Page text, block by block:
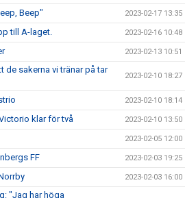
Beep" 2023-02-17 13:35
till A-laget. 2023-02-16 10:48
2023-02-13 10:51
de sakerna vi tränar på tar
2023-02-10 18:27
2023-02-10 18:14
klar för två 2023-02-10 13:50
2023-02-05 12:00
FF 2023-02-03 19:25
2023-02-03 16:00
"Jag har höga